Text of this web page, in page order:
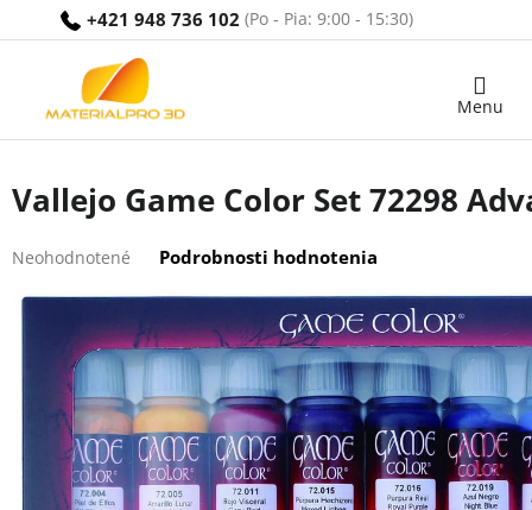
+421 948 736 102
Nákupný
Vallejo Game Color Set 72298
hodnotenie
hviezdičiek.
Neohodnotené Podrobnosti hodnotenia